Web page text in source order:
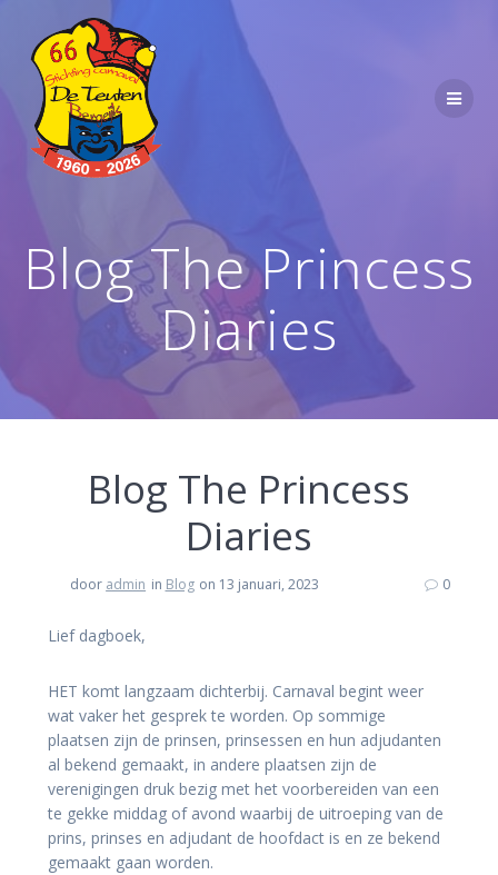
de
inhoud
Blog The Princess
Diaries
Blog The Princess
Diaries
door admin in Blog on 13 januari, 2023 0
Lief dagboek,
HET komt langzaam dichterbij. Carnaval begint weer
wat vaker het gesprek te worden. Op sommige
plaatsen zijn de prinsen, prinsessen en hun adjudanten
al bekend gemaakt, in andere plaatsen zijn de
verenigingen druk bezig met het voorbereiden van een
te gekke middag of avond waarbij de uitroeping van de
prins, prinses en adjudant de hoofdact is en ze bekend
gemaakt gaan worden.